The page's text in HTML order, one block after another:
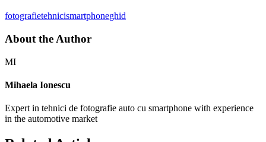
fotografietehnicismartphoneghid
About the Author
MI
Mihaela Ionescu
Expert in tehnici de fotografie auto cu smartphone with experience
in the automotive market